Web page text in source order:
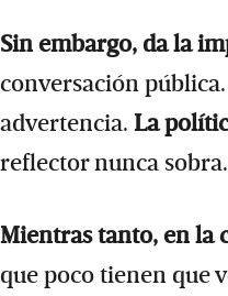
Sin embargo, da la
conversación pública.
advertencia. La
reflector nunca
Mientras tanto, en la
que poco tienen que